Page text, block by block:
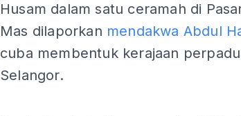
Husam dalam satu ceramah di
Mas dilaporkan mendakwa Abdul
cuba membentuk kerajaan
Selangor.